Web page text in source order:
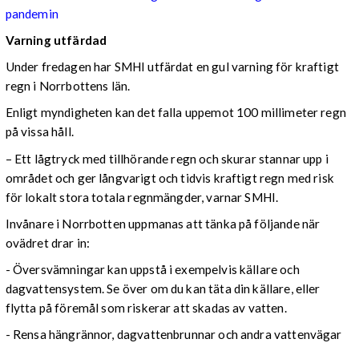
pandemin
Varning utfärdad
Under fredagen har SMHI utfärdat en gul varning för kraftigt
regn i Norrbottens län.
Enligt myndigheten kan det falla uppemot 100 millimeter regn
på vissa håll.
– Ett lågtryck med tillhörande regn och skurar stannar upp i
området och ger långvarigt och tidvis kraftigt regn med risk
för lokalt stora totala regnmängder, varnar SMHI.
Invånare i Norrbotten uppmanas att tänka på följande när
ovädret drar in:
- Översvämningar kan uppstå i exempelvis källare och
dagvattensystem. Se över om du kan täta din källare, eller
flytta på föremål som riskerar att skadas av vatten.
- Rensa hängrännor, dagvattenbrunnar och andra vattenvägar